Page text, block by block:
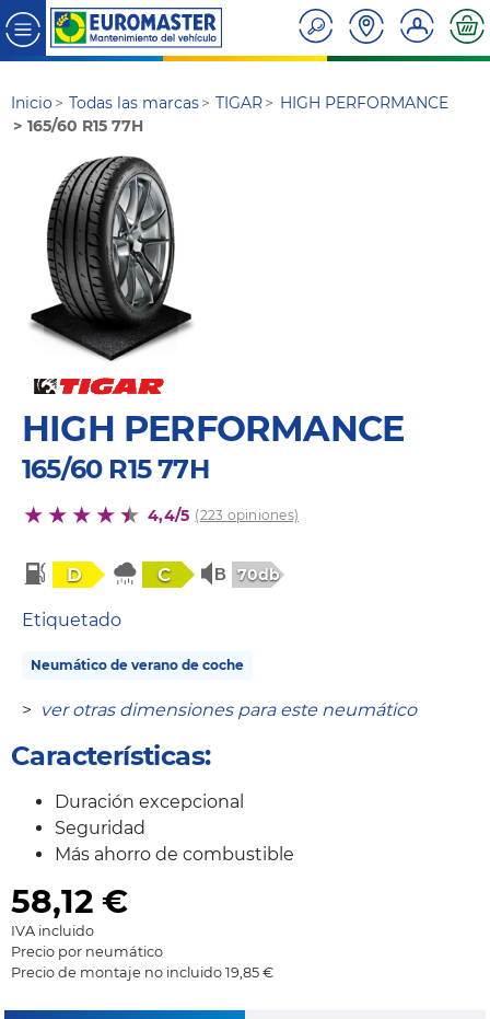
Inicio Todas las marcas TIGAR
HIGH PERFORMANCE
165/60 R15 77H
HIGH PERFORMANCE
165/60 R15 77H
4,4/5 (223 opiniones)
D C 70db
Etiquetado
Neumático de verano de coche
> ver otras dimensiones para este neumático
Características:
Duración excepcional
Seguridad
Más ahorro de combustible
58,12 €
IVA incluido
Precio por neumático
Precio de montaje no incluido 19,85 €